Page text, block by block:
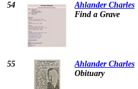
54
Ahlander Charles
Find a Grave
55
Ahlander Charles
Obituary